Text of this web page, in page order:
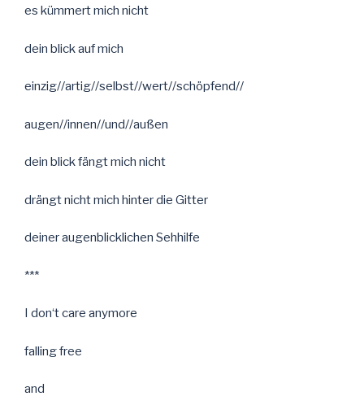
es kümmert mich nicht
dein blick auf mich
einzig//artig//selbst//wert//schöpfend//
augen//innen//und//außen
dein blick fängt mich nicht
drängt nicht mich hinter die Gitter
deiner augenblicklichen Sehhilfe
***
I don‘t care anymore
falling free
and